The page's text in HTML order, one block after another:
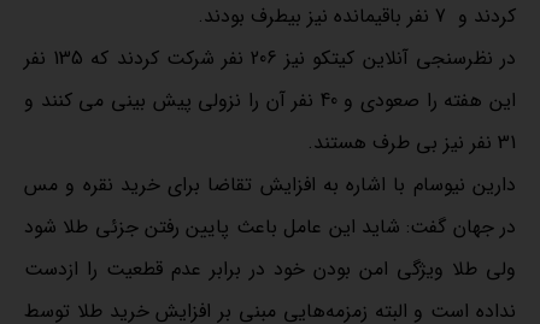
کردند و 7 نفر باقیمانده نیز بیطرف بودند.
در نظرسنجی آنلاین کیتکو نیز 206 نفر شرکت کردند که 135 نفر
این هفته را صعودی و 40 نفر آن را نزولی پیش بینی می کنند و
31 نفر نیز بی طرف هستند.
دارین نیوسام با اشاره به افزایش تقاضا برای خرید نقره و مس
در جهان گفت: شاید این عامل باعث پایین رفتن جزئی طلا شود
ولی طلا ویژگی امن بودن خود در برابر عدم قطعیت را ازدست
نداده است و البته زمزمه‌هایی مبنی بر افزایش خرید طلا توسط